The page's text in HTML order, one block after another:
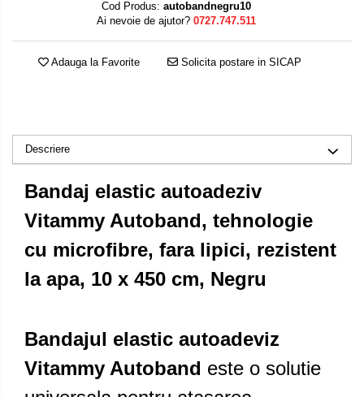
Cod Produs: autobandnegru10
Ai nevoie de ajutor? 0727.747.511
Adauga la Favorite Solicita postare in SICAP
Descriere
Bandaj elastic autoadeziv
Vitammy Autoband, tehnologie
cu microfibre, fara lipici, rezistent
la apa, 10 x 450 cm, Negru
Bandajul elastic autoadeviz
Vitammy Autoband este o solutie